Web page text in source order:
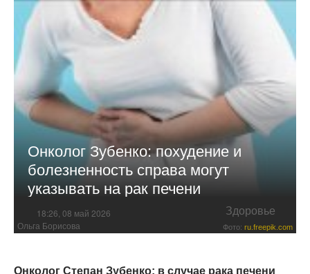
Онколог Зубенко: похудение и
болезненность справа могут
указывать на рак печени
18:26, 08 май 2026 Здоровье
Ольга Борисова Фото: ru.freepik.com
Онколог Степан Зубенко: в случае рака печени